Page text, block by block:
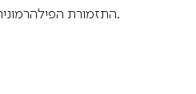
Philharmonic
התזמורת הפילהרמונית הישראלית בשיתוף עיריית תל אביב-יפו, המחלקה למופעים, יעבירו קונצרט בשידור חי לקהל הרחב על גבי מסך ענק בכיכר התרבות (הבימה).